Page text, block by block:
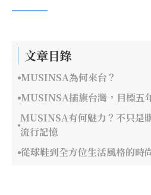
文章目錄
MUSINSA為何來台？
MUSINSA插旗台灣，目標五
MUSINSA有何魅力？不只是
流行記憶
從球鞋到全方位生活風格的時